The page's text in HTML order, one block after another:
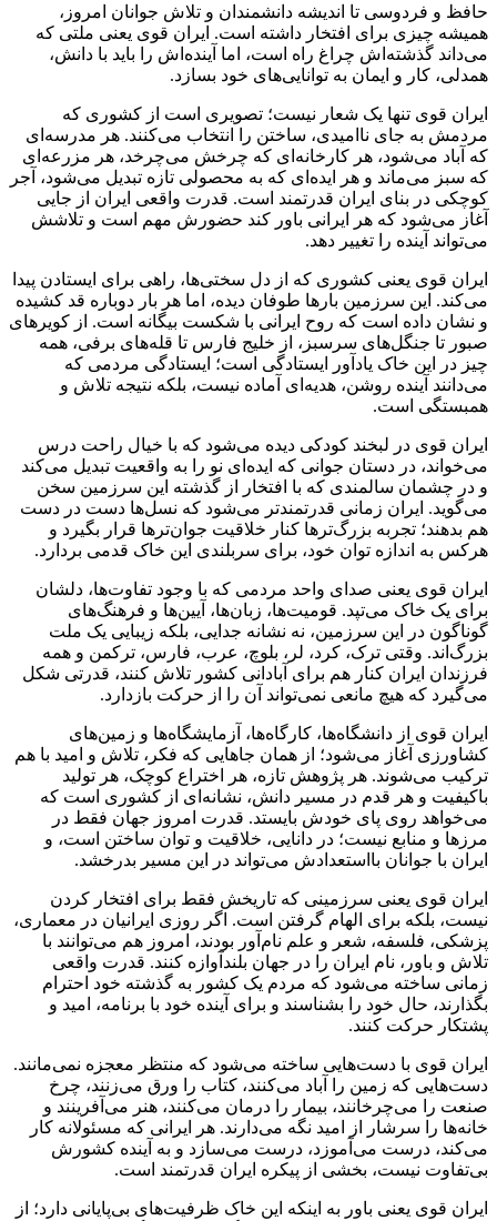
حافظ و فردوسی تا اندیشه دانشمندان و تلاش جوانان امروز،
همیشه چیزی برای افتخار داشته است. ایران قوی یعنی ملتی که
می‌داند گذشته‌اش چراغ راه است، اما آینده‌اش را باید با دانش،
همدلی، کار و ایمان به توانایی‌های خود بسازد.
ایران قوی تنها یک شعار نیست؛ تصویری است از کشوری که
مردمش به جای ناامیدی، ساختن را انتخاب می‌کنند. هر مدرسه‌ای
که آباد می‌شود، هر کارخانه‌ای که چرخش می‌چرخد، هر مزرعه‌ای
که سبز می‌ماند و هر ایده‌ای که به محصولی تازه تبدیل می‌شود، آجر
کوچکی در بنای ایران قدرتمند است. قدرت واقعی ایران از جایی
آغاز می‌شود که هر ایرانی باور کند حضورش مهم است و تلاشش
می‌تواند آینده را تغییر دهد.
ایران قوی یعنی کشوری که از دل سختی‌ها، راهی برای ایستادن پیدا
می‌کند. این سرزمین بارها طوفان دیده، اما هر بار دوباره قد کشیده
و نشان داده است که روح ایرانی با شکست بیگانه است. از کویرهای
صبور تا جنگل‌های سرسبز، از خلیج فارس تا قله‌های برفی، همه
چیز در این خاک یادآور ایستادگی است؛ ایستادگی مردمی که
می‌دانند آینده روشن، هدیه‌ای آماده نیست، بلکه نتیجه تلاش و
همبستگی است.
ایران قوی در لبخند کودکی دیده می‌شود که با خیال راحت درس
می‌خواند، در دستان جوانی که ایده‌ای نو را به واقعیت تبدیل می‌کند
و در چشمان سالمندی که با افتخار از گذشته این سرزمین سخن
می‌گوید. ایران زمانی قدرتمندتر می‌شود که نسل‌ها دست در دست
هم بدهند؛ تجربه بزرگ‌ترها کنار خلاقیت جوان‌ترها قرار بگیرد و
هرکس به اندازه توان خود، برای سربلندی این خاک قدمی بردارد.
ایران قوی یعنی صدای واحد مردمی که با وجود تفاوت‌ها، دلشان
برای یک خاک می‌تپد. قومیت‌ها، زبان‌ها، آیین‌ها و فرهنگ‌های
گوناگون در این سرزمین، نه نشانه جدایی، بلکه زیبایی یک ملت
بزرگ‌اند. وقتی ترک، کرد، لر، بلوچ، عرب، فارس، ترکمن و همه
فرزندان ایران کنار هم برای آبادانی کشور تلاش کنند، قدرتی شکل
می‌گیرد که هیچ مانعی نمی‌تواند آن را از حرکت بازدارد.
ایران قوی از دانشگاه‌ها، کارگاه‌ها، آزمایشگاه‌ها و زمین‌های
کشاورزی آغاز می‌شود؛ از همان جاهایی که فکر، تلاش و امید با هم
ترکیب می‌شوند. هر پژوهش تازه، هر اختراع کوچک، هر تولید
باکیفیت و هر قدم در مسیر دانش، نشانه‌ای از کشوری است که
می‌خواهد روی پای خودش بایستد. قدرت امروز جهان فقط در
مرزها و منابع نیست؛ در دانایی، خلاقیت و توان ساختن است، و
ایران با جوانان بااستعدادش می‌تواند در این مسیر بدرخشد.
ایران قوی یعنی سرزمینی که تاریخش فقط برای افتخار کردن
نیست، بلکه برای الهام گرفتن است. اگر روزی ایرانیان در معماری،
پزشکی، فلسفه، شعر و علم نام‌آور بودند، امروز هم می‌توانند با
تلاش و باور، نام ایران را در جهان بلندآوازه کنند. قدرت واقعی
زمانی ساخته می‌شود که مردم یک کشور به گذشته خود احترام
بگذارند، حال خود را بشناسند و برای آینده خود با برنامه، امید و
پشتکار حرکت کنند.
ایران قوی با دست‌هایی ساخته می‌شود که منتظر معجزه نمی‌مانند.
دست‌هایی که زمین را آباد می‌کنند، کتاب را ورق می‌زنند، چرخ
صنعت را می‌چرخانند، بیمار را درمان می‌کنند، هنر می‌آفرینند و
خانه‌ها را سرشار از امید نگه می‌دارند. هر ایرانی که مسئولانه کار
می‌کند، درست می‌آموزد، درست می‌سازد و به آینده کشورش
بی‌تفاوت نیست، بخشی از پیکره ایران قدرتمند است.
ایران قوی یعنی باور به اینکه این خاک ظرفیت‌های بی‌پایانی دارد؛ از